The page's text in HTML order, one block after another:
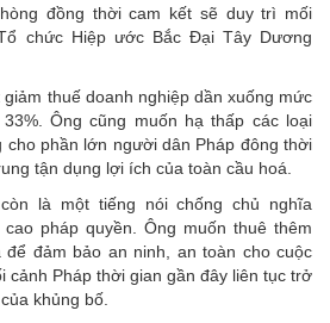
đồng thời cam kết sẽ duy trì mối
chức Hiệp ước Bắc Đại Tây Dương
thuế doanh nghiệp dần xuống mức
Ông cũng muốn hạ thấp các loại
cho phần lớn người dân Pháp đông thời
tận dụng lợi ích của toàn cầu hoá.
là một tiếng nói chống chủ nghĩa
pháp quyền. Ông muốn thuê thêm
đảm bảo an ninh, an toàn cho cuộc
cảnh Pháp thời gian gần đây liên tục trở
khủng bố.